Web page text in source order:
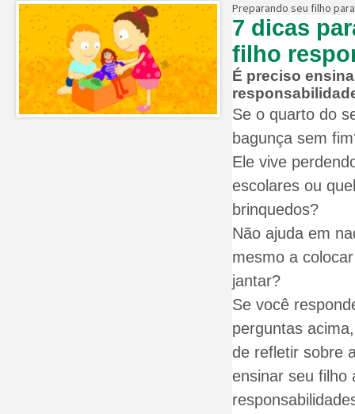
Preparando seu filho
7 dicas
filho
É preciso
Se o quarto do
bagunça sem
Ele vive
escolares ou
brinquedos?
Não ajuda em
mesmo a
jantar?
Se você
perguntas
de refletir sobre
ensinar seu filho